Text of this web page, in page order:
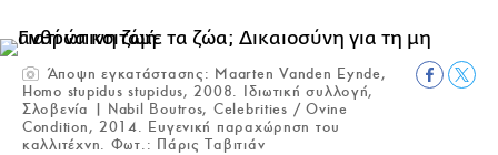
Άποψη εγκατάστασης: Maarten Vanden Eynde,
Homo stupidus stupidus, 2008. Ιδιωτική συλλογή,
Σλοβενία | Nabil Boutros, Celebrities / Ovine
Condition, 2014. Ευγενική παραχώρηση του
καλλιτέχνη. Φωτ.: Πάρις Ταβιτιάν